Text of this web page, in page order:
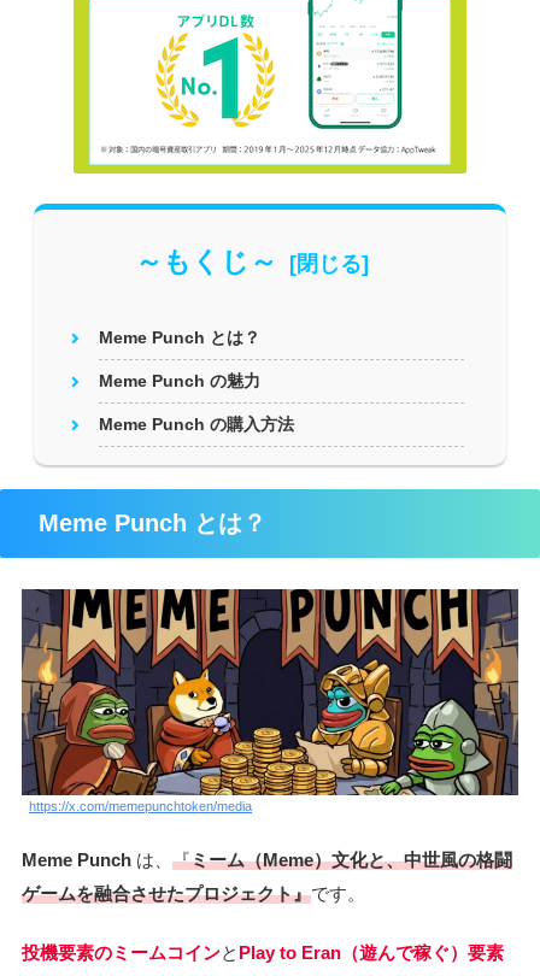
～もくじ～
Meme Punch とは？
Meme Punch の魅力
Meme Punch の購入方法
Meme Punch とは？
https://x.com/memepunchtoken/media
Meme Punch は、 『ミーム（Meme）文化と、中世風の格闘
ゲームを融合させたプロジェクト』です。
投機要素のミームコインと Play to Eran（遊んで稼ぐ）要素